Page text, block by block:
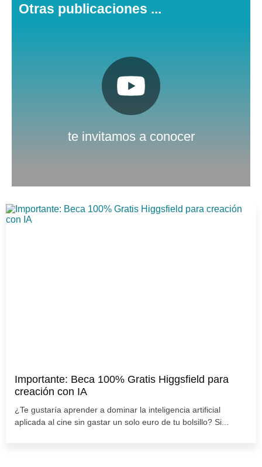
Otras publicaciones ...
te invitamos a conocer
Pulsa aquí
Importante: Beca 100% Gratis Higgsfield para
creación con IA
¿Te gustaría aprender a dominar la inteligencia artificial
aplicada al cine sin gastar un solo euro de tu bolsillo? Si...